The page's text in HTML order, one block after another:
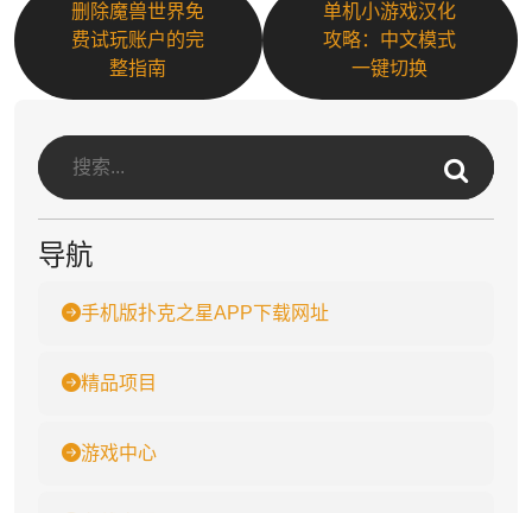
删除魔兽世界免
费试玩账户的完
整指南
单机小游戏汉化
攻略：中文模式
一键切换
导航
手机版扑克之星APP下载网址
精品项目
游戏中心